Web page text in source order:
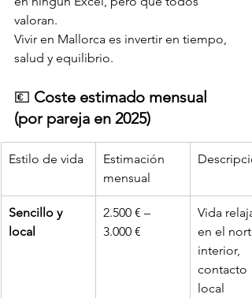
valoran.
Vivir en Mallorca es invertir en tiempo,
salud y equilibrio.
💶 Coste estimado mensual
(por pareja en 2025)
Estilo de vida
Estimación
mensual
Sencillo y
local
2.500 € –
3.000 €
Vida
en el
interior,
contacto
local